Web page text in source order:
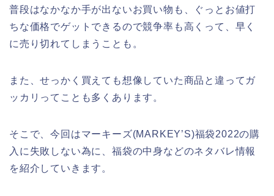
普段はなかなか手が出ないお買い物も、ぐっとお値打
ちな価格でゲットできるので競争率も高くって、早く
に売り切れてしまうことも。
また、せっかく買えても想像していた商品と違ってガ
ッカリってことも多くあります。
そこで、今回はマーキーズ(MARKEY’S)福袋2022の購
入に失敗しない為に、福袋の中身などのネタバレ情報
を紹介していきます。